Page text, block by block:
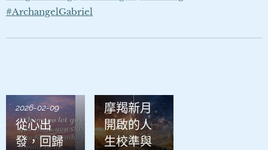
#ArchangelGabriel
2026-02-09
從心出
發，回歸
摩羯新月
開啟的人
生校準與